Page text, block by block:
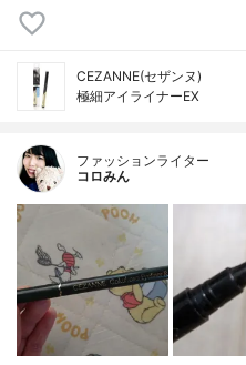
CEZANNE(セザンヌ)
極細アイライナーEX
ファッションライター
コロみん